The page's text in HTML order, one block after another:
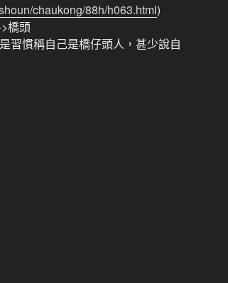
chaukong/88h/h063.html)
橋頭
慣稱自己是橋仔頭人，甚少說自